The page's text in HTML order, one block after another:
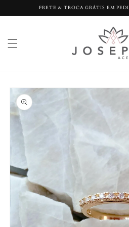
FRETE & TROCA GRÁTIS EM
informações
do produto